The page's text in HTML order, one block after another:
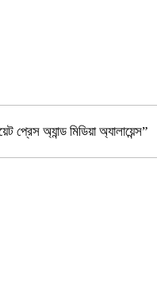
প্রেস অ্যান্ড মিডিয়া অ্যালায়েন্স”